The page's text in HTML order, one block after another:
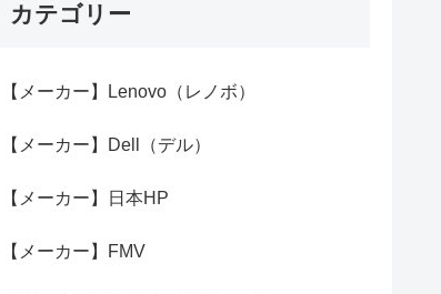
カテゴリー
【メーカー】Lenovo（レノボ）
【メーカー】Dell（デル）
【メーカー】日本HP
【メーカー】FMV